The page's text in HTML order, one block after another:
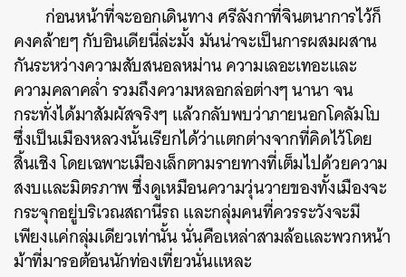
ก่อนหน้าที่จะออกเดินทาง ศรีลังกาที่จินตนาการไว้ก็
คงคล้ายๆ กับอินเดียนี่ล่ะมั้ง มันน่าจะเป็นการผสมผสาน
กันระหว่างความสับสนอลหม่าน ความเลอะเทอะและ
ความคลาคล่ำ รวมถึงความหลอกล่อต่างๆ นานา จน
กระทั่งได้มาสัมผัสจริงๆ แล้วกลับพบว่าภายนอกโคลัมโบ
ซึ่งเป็นเมืองหลวงนั้นเรียกได้ว่าแตกต่างจากที่คิดไว้โดย
สิ้นเชิง โดยเฉพาะเมืองเล็กตามรายทางที่เต็มไปด้วยความ
สงบและมิตรภาพ ซึ่งดูเหมือนความวุ่นวายของทั้งเมืองจะ
กระจุกอยู่บริเวณสถานีรถ และกลุ่มคนที่ควรระวังจะมี
เพียงแค่กลุ่มเดียวเท่านั้น นั่นคือเหล่าสามล้อและพวกหน้า
ม้าที่มารอต้อนนักท่องเที่ยวนั่นแหละ